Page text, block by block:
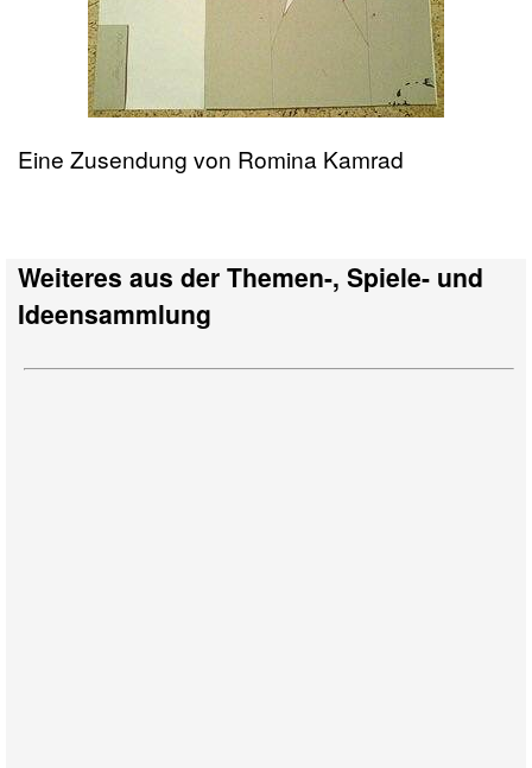
Eine Zusendung von Romina Kamrad
Weiteres aus der Themen-, Spiele- und
Ideensammlung